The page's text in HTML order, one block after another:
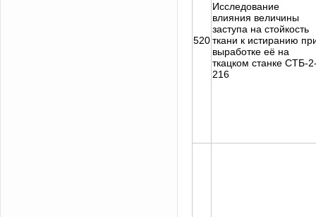
520
Исследование
влияния величины
заступа на стойкость
ткани к истиранию
выработке её на
ткацком станке СТБ-
216